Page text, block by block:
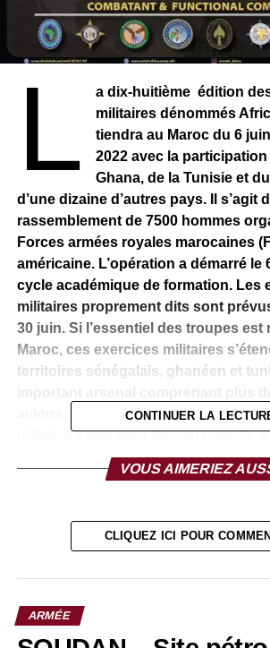
L
a dix-huitième édition
militaires dénommés
tiendra au Maroc du 6
2022 avec la
Ghana, de la Tunisie et
d’une dizaine d’autres pays. Il s’agit
rassemblement de 7500 hommes
Forces armées royales marocaines
américaine. L’opération a démarré le
cycle académique de formation. Les
militaires proprement dits sont
30 juin. Si l’essentiel des troupes est
Maroc, ces exercices militaires
territoires sénégalais, ghanéen et
avions, hélicoptères…) et deux
utilisé. Il s’agit pour African Lion 22
capacités, l’interopérabilité et la
forces des nations participantes.
Selon la US Army Southern Task Force,
démonstration stratégique de
Nord et une excellente occasion de
réaliste, dynamique et collaborative
environnement austère ». African Lion
CONTINUER LA
VOUS AIMERIEZ
CLIQUEZ ICI POUR
ARMÉE